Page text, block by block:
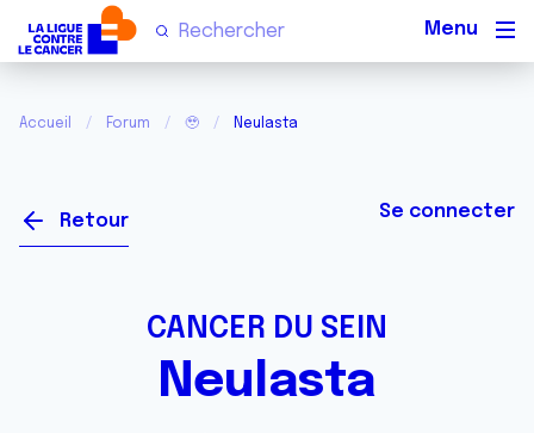
Accueil Forum 🥹 Neulasta
Retour Se connecter
CANCER DU SEIN
Neulasta